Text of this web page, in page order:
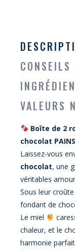
CONSEILS
VALEURS
Boîte de 2
chocolat
Laissez-vous
chocolat, une
véritables
Sous leur
fondant de
Le miel
chaleur, et le
harmonie